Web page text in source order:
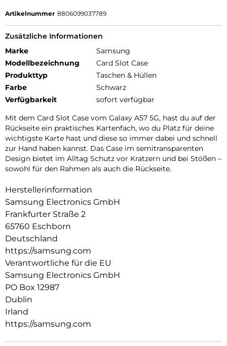
Artikelnummer 8806099037789
Zusätzliche Informationen
Marke
Samsung
Modellbezeichnung
Card Slot Case
Produkttyp
Taschen & Hüllen
Farbe
Schwarz
Verfügbarkeit
sofort verfügbar
Mit dem Card Slot Case vom Galaxy A57 5G, hast du auf der
Rückseite ein praktisches Kartenfach, wo du Platz für deine
wichtigste Karte hast und diese so immer dabei und schnell
zur Hand haben kannst. Das Case im semitransparenten
Design bietet im Alltag Schutz vor Kratzern und bei Stößen –
sowohl für den Rahmen als auch die Rückseite.
Herstellerinformation
Samsung Electronics GmbH
Frankfurter Straße 2
65760 Eschborn
Deutschland
https://samsung.com
Verantwortliche für die EU
Samsung Electronics GmbH
PO Box 12987
Dublin
Irland
https://samsung.com